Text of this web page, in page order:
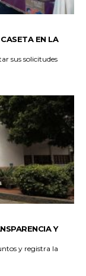
EN LA
sus solicitudes
Y
y registra la